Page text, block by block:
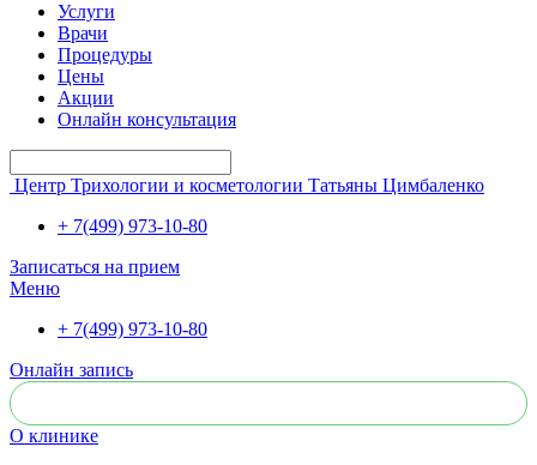
Услуги
Врачи
Процедуры
Цены
Акции
Онлайн консультация
Центр Трихологии и косметологии Татьяны Цимбаленко
+ 7(499) 973-10-80
Записаться на прием
Меню
+ 7(499) 973-10-80
Онлайн запись
О клинике